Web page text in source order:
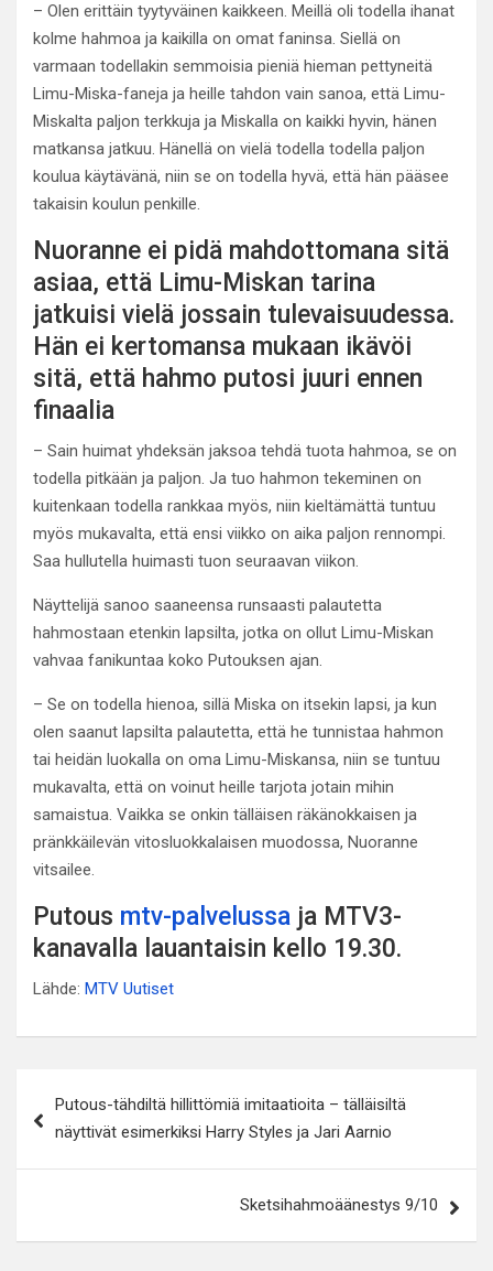
– Olen erittäin tyytyväinen kaikkeen. Meillä oli todella ihanat
kolme hahmoa ja kaikilla on omat faninsa. Siellä on
varmaan todellakin semmoisia pieniä hieman pettyneitä
Limu-Miska-faneja ja heille tahdon vain sanoa, että Limu-
Miskalta paljon terkkuja ja Miskalla on kaikki hyvin, hänen
matkansa jatkuu. Hänellä on vielä todella todella paljon
koulua käytävänä, niin se on todella hyvä, että hän pääsee
takaisin koulun penkille.
Nuoranne ei pidä mahdottomana sitä
asiaa, että Limu-Miskan tarina
jatkuisi vielä jossain tulevaisuudessa.
Hän ei kertomansa mukaan ikävöi
sitä, että hahmo putosi juuri ennen
finaalia
– Sain huimat yhdeksän jaksoa tehdä tuota hahmoa, se on
todella pitkään ja paljon. Ja tuo hahmon tekeminen on
kuitenkaan todella rankkaa myös, niin kieltämättä tuntuu
myös mukavalta, että ensi viikko on aika paljon rennompi.
Saa hullutella huimasti tuon seuraavan viikon.
Näyttelijä sanoo saaneensa runsaasti palautetta
hahmostaan etenkin lapsilta, jotka on ollut Limu-Miskan
vahvaa fanikuntaa koko Putouksen ajan.
– Se on todella hienoa, sillä Miska on itsekin lapsi, ja kun
olen saanut lapsilta palautetta, että he tunnistaa hahmon
tai heidän luokalla on oma Limu-Miskansa, niin se tuntuu
mukavalta, että on voinut heille tarjota jotain mihin
samaistua. Vaikka se onkin tälläisen räkänokkaisen ja
pränkkäilevän vitosluokkalaisen muodossa, Nuoranne
vitsailee.
Putous mtv-palvelussa ja MTV3-
kanavalla lauantaisin kello 19.30.
Lähde: MTV Uutiset
selaus
Putous-tähdiltä hillittömiä imitaatioita – tälläisiltä
näyttivät esimerkiksi Harry Styles ja Jari Aarnio
Sketsihahmoäänestys 9/10